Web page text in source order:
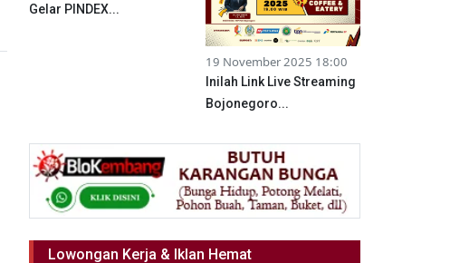
Gelar PINDEX...
19 November 2025 18:00
Inilah Link Live Streaming
Bojonegoro...
Lowongan Kerja & Iklan Hemat